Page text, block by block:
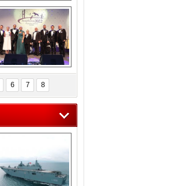
Dünyada tek!
Denizaltı yüzer
havuzu intikal
seyrine başladı
5. Bosphorus Ship
Brokers Dinner,
İstanbul’da yapıldı
6 7 8